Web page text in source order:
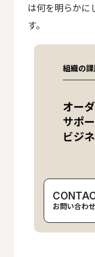
は何を明らかに
す。
組織の課
オー
サポ
ビジ
お問い合わ